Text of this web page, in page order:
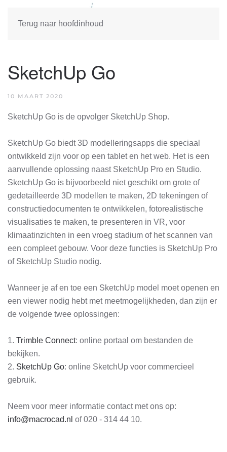
Terug naar hoofdinhoud
SketchUp Go
10 MAART 2020
SketchUp Go is de opvolger SketchUp Shop.
SketchUp Go biedt 3D modelleringsapps die speciaal
ontwikkeld zijn voor op een tablet en het web. Het is een
aanvullende oplossing naast SketchUp Pro en Studio.
SketchUp Go is bijvoorbeeld niet geschikt om grote of
gedetailleerde 3D modellen te maken, 2D tekeningen of
constructiedocumenten te ontwikkelen, fotorealistische
visualisaties te maken, te presenteren in VR, voor
klimaatinzichten in een vroeg stadium of het scannen van
een compleet gebouw. Voor deze functies is SketchUp Pro
of SketchUp Studio nodig.
Wanneer je af en toe een SketchUp model moet openen en
een viewer nodig hebt met meetmogelijkheden, dan zijn er
de volgende twee oplossingen:
1. Trimble Connect: online portaal om bestanden de
bekijken.
2. SketchUp Go: online SketchUp voor commercieel
gebruik.
Neem voor meer informatie contact met ons op:
info@macrocad.nl of 020 - 314 44 10.